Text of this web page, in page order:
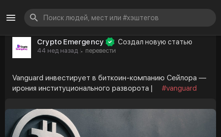
Crypto Emergency Создал новую статью
44 нед назад · перевести
Vanguard инвестирует в биткоин-компанию Сейлора —
ирония институционального разворота |
#vanguard